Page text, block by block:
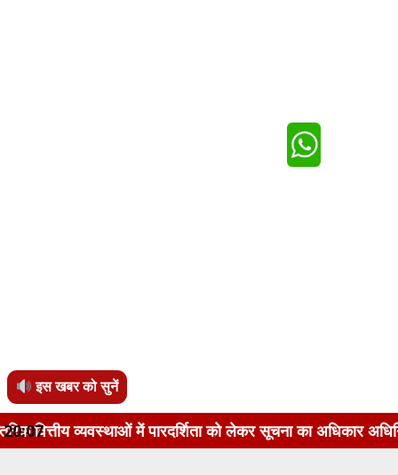
इस खबर को सुनें
में पारदर्शिता को लेकर सूचना का अधिकार अधिनियम, 2005 के
20:07